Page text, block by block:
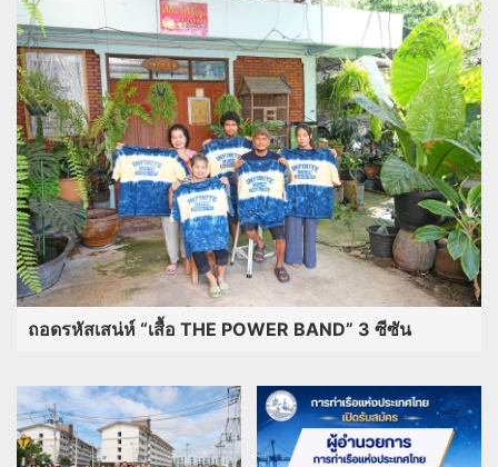
ถอดรหัสเสน่ห์ “เสื้อ THE POWER BAND” 3 ซีซัน